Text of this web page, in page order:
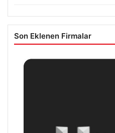
Son Eklenen Firmalar